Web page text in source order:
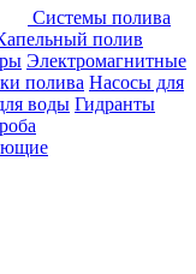
Системы полива
полив
Электромагнитные
полива Насосы для
воды Гидранты